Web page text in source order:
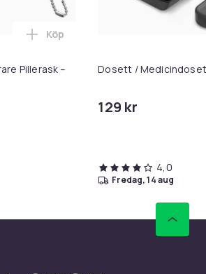
Pillerask –
Lägg till Doseringsask
Köp
Dosett /
129 kr
4,0
fredag, 14 aug